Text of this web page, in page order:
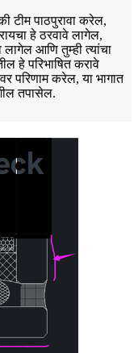
टीम पाठपुरावा करेल,
हे ठरवावे लागेल,
आणि तुम्ही त्यांचा
हे परिभाषित करावे
परिणाम करेल, या भागात
तपासेल.